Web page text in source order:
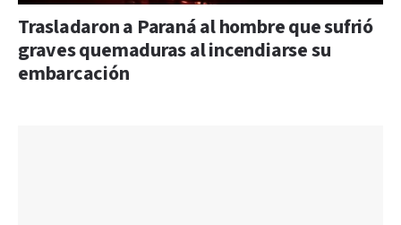
Trasladaron a Paraná al hombre que sufrió
graves quemaduras al incendiarse su
embarcación